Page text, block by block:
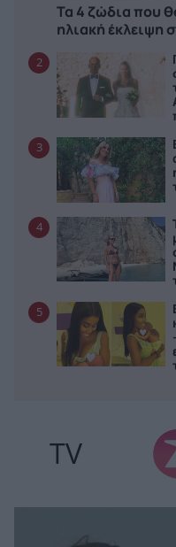
Τα 4 ζώδια που
ηλιακή έκλειψη
2
3
4
5
TV